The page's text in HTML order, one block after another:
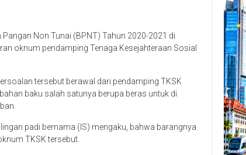
Non Tunai (BPNT) Tahun 2020-2021 di
oknum pendamping Tenaga Kesejahteraan Sosial
tersebut berawal dari pendamping TKSK
baku salah satunya berupa beras untuk di
padi bernama (IS) mengaku, bahwa barangnya
TKSK tersebut.